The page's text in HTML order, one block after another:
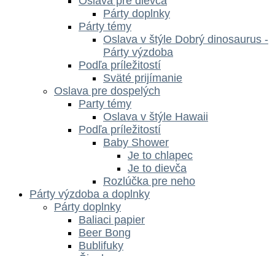
Párty doplnky
Párty témy
Oslava v štýle Dobrý dinosaurus -
Párty výzdoba
Podľa príležitostí
Sväté prijímanie
Oslava pre dospelých
Party témy
Oslava v štýle Hawaii
Podľa príležitostí
Baby Shower
Je to chlapec
Je to dievča
Rozlúčka pre neho
Párty výzdoba a doplnky
Párty doplnky
Baliaci papier
Beer Bong
Bublifuky